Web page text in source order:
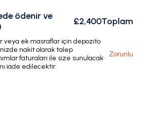
ödenir ve
£2,400Toplam
veya ek masraflar için depozito
nakit olarak talep
faturaları ile size sunulacak
iade edilecektir.
Zorunlu